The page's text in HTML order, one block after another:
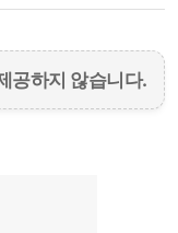
공하지 않습니다.